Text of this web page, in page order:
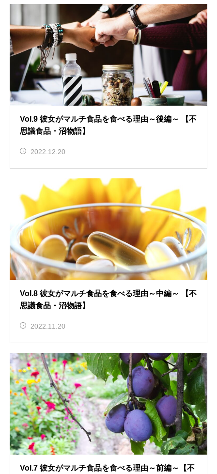
Vol.9 彼女がマルチ食品を食べる理由～後編～ 【不
思議食品・沼物語】
2022.12.20
Vol.8 彼女がマルチ食品を食べる理由～中編～ 【不
思議食品・沼物語】
2022.11.20
Vol.7 彼女がマルチ食品を食べる理由～前編～【不